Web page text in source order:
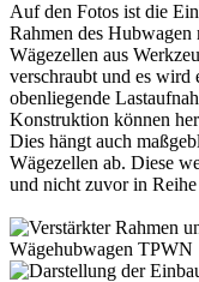
Auf den Fotos ist die
Rahmen des
Wägezellen aus
verschraubt und es wird
obenliegende
Konstruktion können
Dies hängt auch
Wägezellen ab. Diese
und nicht zuvor in Reihe